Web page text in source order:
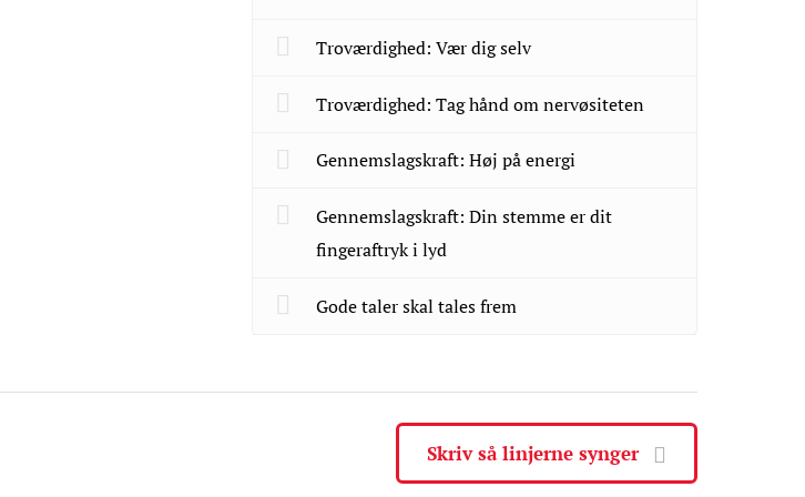
Troværdighed: Vær dig selv
Troværdighed: Tag hånd om nervøsiteten
Gennemslagskraft: Høj på energi
Gennemslagskraft: Din stemme er dit
fingeraftryk i lyd
Gode taler skal tales frem
Skriv så linjerne synger